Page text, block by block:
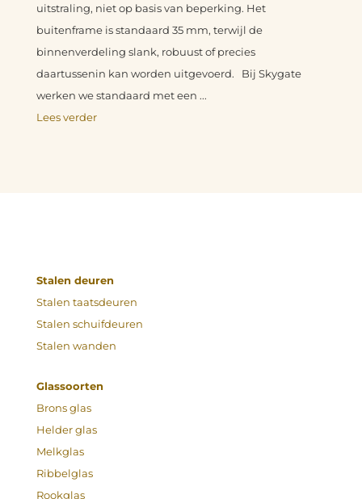
uitstraling, niet op basis van beperking. Het
buitenframe is standaard 35 mm, terwijl de
binnenverdeling slank, robuust of precies
daartussenin kan worden uitgevoerd. Bij Skygate
werken we standaard met een ...
Lees verder
Stalen deuren
Stalen taatsdeuren
Stalen schuifdeuren
Stalen wanden
Glassoorten
Brons glas
Helder glas
Melkglas
Ribbelglas
Rookglas